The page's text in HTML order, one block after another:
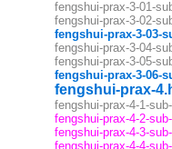
fengshui-prax-3-01-
fengshui-prax-3-02-
fengshui-prax-3-03-
fengshui-prax-3-04-
fengshui-prax-3-05-
fengshui-prax-3-06-
fengshui-prax-
fengshui-prax-4-1-
fengshui-prax-4-2-
fengshui-prax-4-3-
fengshui-prax-4-4-